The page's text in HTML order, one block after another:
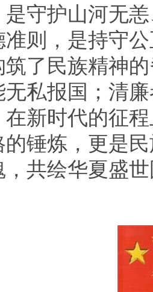
是守护山河无
准则，是持守
了民族精神
无私报国；清
新时代的征
的锤炼，更是
共绘华夏盛